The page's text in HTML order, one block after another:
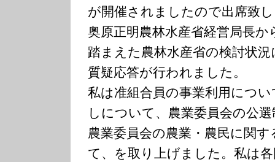
が開催されましたので出席致
奥原正明農林水産省経営局長
踏まえた農林水産省の検討状
質疑応答が行われました。
私は准組合員の事業利用につ
しについて、農業委員会の公
農業委員会の農業・農民に関
て、を取り上げました。私は